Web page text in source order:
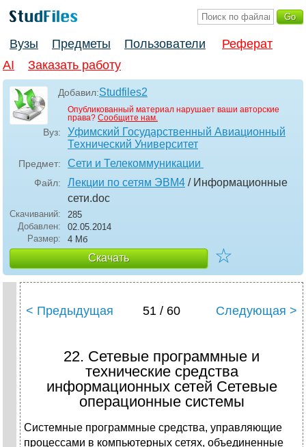
Вузы Предметы Пользователи
Реферат
AI
Заказать работу
Добавил:Studfiles2
Опубликованный материал нарушает ваши авторские
права? Сообщите нам.
Вуз:
Уфимский Государственный Авиационный
Технический Университет
Предмет: Сети и Телекоммуникации
Файл: Лекции по сетям ЭВМ4 / Информационные
сети.doc
Скачиваний:
285
Добавлен:
02.05.2014
Размер:
4 Мб
Скачать ☆
< Предыдущая 51 / 60 Следующая >
22. Сетевые программные и
технические средства
информационных сетей Сетевые
операционные системы
Системные программные средства, управляющие
процессами в компьютерных сетях, объединенные